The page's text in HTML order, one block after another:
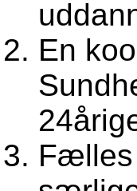
En
Fælles